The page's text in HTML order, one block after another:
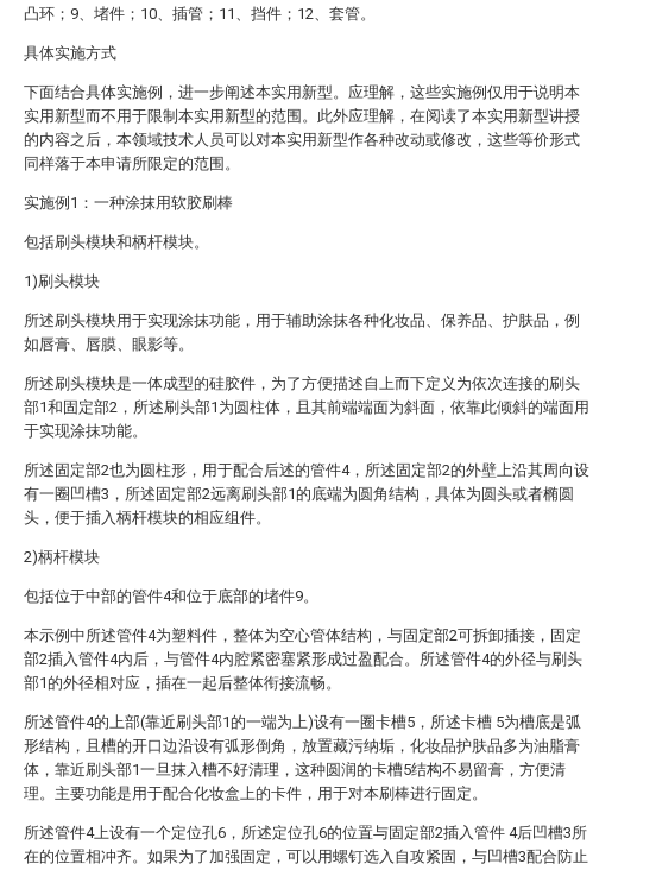
凸环；9、堵件；10、插管；11、挡件；12、套管。
具体实施方式
下面结合具体实施例，进一步阐述本实用新型。应理解，这些实施例仅用于说明本
实用新型而不用于限制本实用新型的范围。此外应理解，在阅读了本实用新型讲授
的内容之后，本领域技术人员可以对本实用新型作各种改动或修改，这些等价形式
同样落于本申请所限定的范围。
实施例1：一种涂抹用软胶刷棒
包括刷头模块和柄杆模块。
1)刷头模块
所述刷头模块用于实现涂抹功能，用于辅助涂抹各种化妆品、保养品、护肤品，例
如唇膏、唇膜、眼影等。
所述刷头模块是一体成型的硅胶件，为了方便描述自上而下定义为依次连接的刷头
部1和固定部2，所述刷头部1为圆柱体，且其前端端面为斜面，依靠此倾斜的端面用
于实现涂抹功能。
所述固定部2也为圆柱形，用于配合后述的管件4，所述固定部2的外壁上沿其周向设
有一圈凹槽3，所述固定部2远离刷头部1的底端为圆角结构，具体为圆头或者椭圆
头，便于插入柄杆模块的相应组件。
2)柄杆模块
包括位于中部的管件4和位于底部的堵件9。
本示例中所述管件4为塑料件，整体为空心管体结构，与固定部2可拆卸插接，固定
部2插入管件4内后，与管件4内腔紧密塞紧形成过盈配合。所述管件4的外径与刷头
部1的外径相对应，插在一起后整体衔接流畅。
所述管件4的上部(靠近刷头部1的一端为上)设有一圈卡槽5，所述卡槽 5为槽底是弧
形结构，且槽的开口边沿设有弧形倒角，放置藏污纳垢，化妆品护肤品多为油脂膏
体，靠近刷头部1一旦抹入槽不好清理，这种圆润的卡槽5结构不易留膏，方便清
理。主要功能是用于配合化妆盒上的卡件，用于对本刷棒进行固定。
所述管件4上设有一个定位孔6，所述定位孔6的位置与固定部2插入管件 4后凹槽3所
在的位置相冲齐。如果为了加强固定，可以用螺钉选入自攻紧固，与凹槽3配合防止